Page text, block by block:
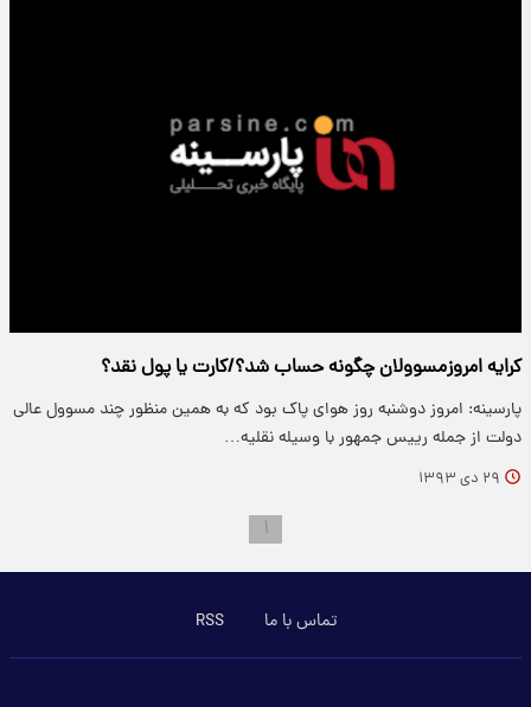
کرایه امروزمسوولان چگونه حساب شد؟/کارت یا پول نقد؟
پارسینه: امروز دوشنبه روز هوای پاک بود که به همین منظور چند مسوول عالی
دولت از جمله رییس جمهور با وسیله نقلیه…
۲۹ دی ۱۳۹۳
۱
تماس با ما RSS